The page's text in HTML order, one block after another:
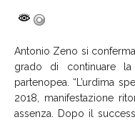
Antonio Zeno si
grado di continuare
partenopea. “L’urdima
2018, manifestazione
assenza. Dopo il